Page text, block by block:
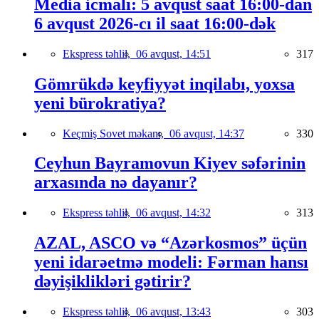
Media icmalı: 5 avqust saat 16:00-dan
6 avqust 2026-cı il saat 16:00-dək
Ekspress təhlil, 06 avqust, 14:51 317
Gömrükdə keyfiyyət inqilabı, yoxsa
yeni bürokratiya?
Keçmiş Sovet məkanı, 06 avqust, 14:37 330
Ceyhun Bayramovun Kiyev səfərinin
arxasında nə dayanır?
Ekspress təhlil, 06 avqust, 14:32 313
AZAL, ASCO və “Azərkosmos” üçün
yeni idarəetmə modeli: Fərman hansı
dəyişiklikləri gətirir?
Ekspress təhlil, 06 avqust, 13:43 303